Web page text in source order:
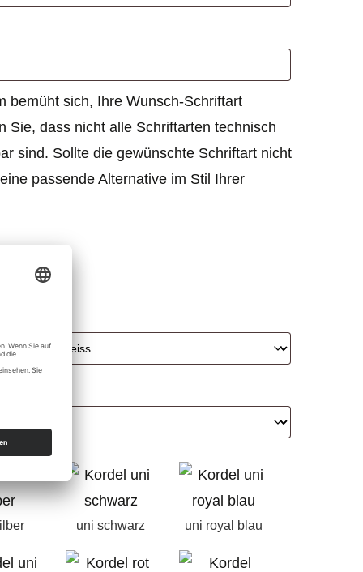
bemüht sich, Ihre Wunsch-Schriftart
Sie, dass nicht alle Schriftarten technisch
sind. Sollte die gewünschte Schriftart nicht
passende Alternative im Stil Ihrer
uni schwarz uni royal blau